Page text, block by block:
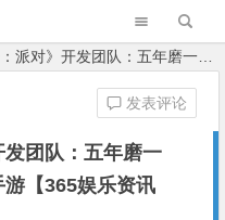
五年磨一剑，做一款没有参照物的手游【365娱乐资讯网】
团队：五年磨一
【365娱乐资讯
发表评论